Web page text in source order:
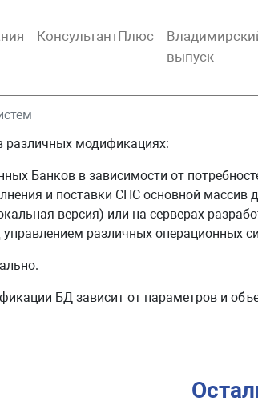
КонсультантПлюс
выпуск
различных модификациях:
Банков в зависимости от
и поставки СПС основной
версия) или на серверах
различных операционных
БД зависит от параметров и